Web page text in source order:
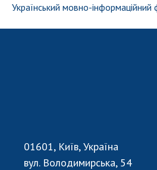
Український мовно-
01601, Київ, Україна
вул. Володимирська, 54